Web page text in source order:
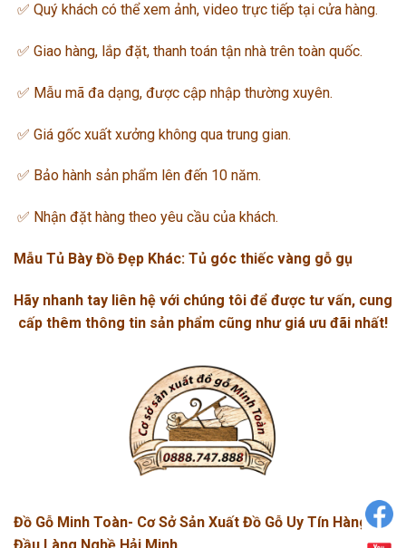
✅ Quý khách có thể xem ảnh, video trực tiếp tại cửa hàng.
✅ Giao hàng, lắp đặt, thanh toán tận nhà trên toàn quốc.
✅ Mẫu mã đa dạng, được cập nhập thường xuyên.
✅ Giá gốc xuất xưởng không qua trung gian.
✅ Bảo hành sản phẩm lên đến 10 năm.
✅ Nhận đặt hàng theo yêu cầu của khách.
Mẫu Tủ Bày Đồ Đẹp Khác: Tủ góc thiếc vàng gỗ gụ
Hãy nhanh tay liên hệ với chúng tôi để được tư vấn, cung
cấp thêm thông tin sản phẩm cũng như giá ưu đãi nhất!
Đồ Gỗ Minh Toàn- Cơ Sở Sản Xuất Đồ Gỗ Uy Tín Hàng